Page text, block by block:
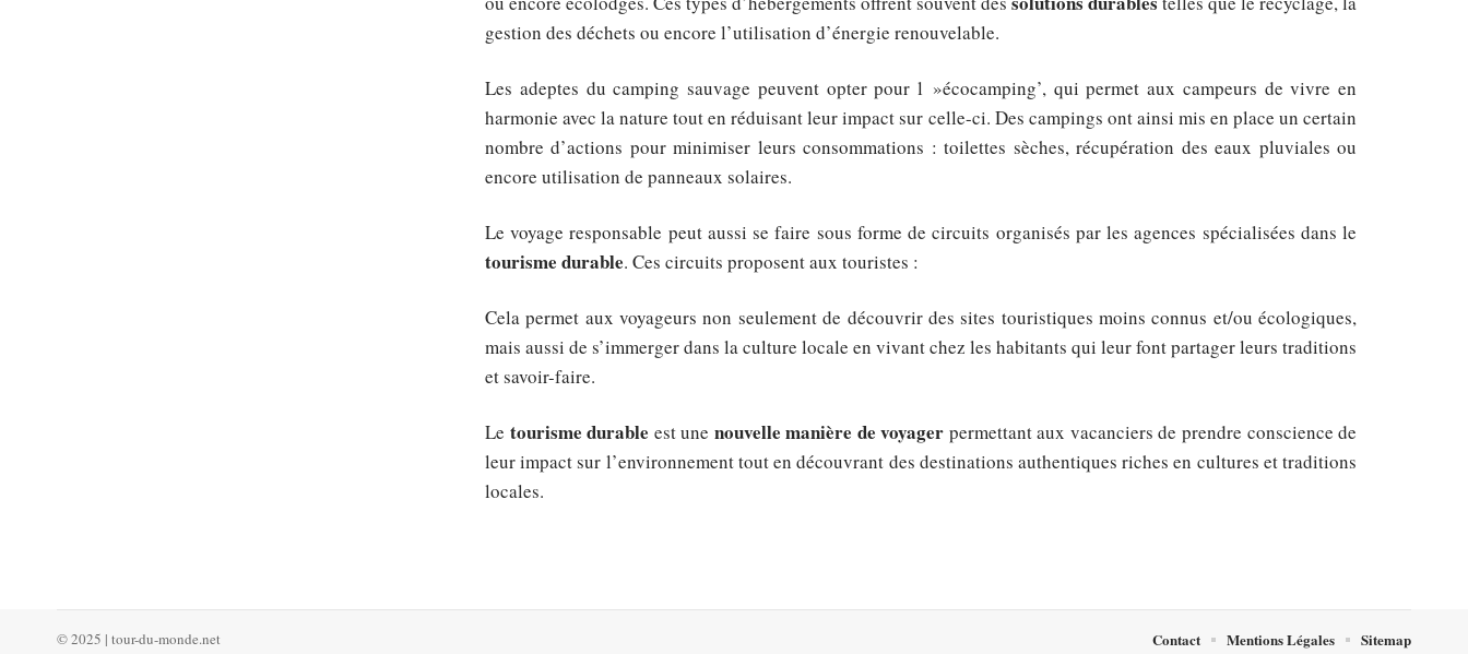
gestion des déchets ou encore l’utilisation d’énergie renouvelable.
Les adeptes du camping sauvage peuvent opter pour l »écocamping’, qui permet aux campeurs de vivre en
harmonie avec la nature tout en réduisant leur impact sur celle-ci. Des campings ont ainsi mis en place un certain
nombre d’actions pour minimiser leurs consommations : toilettes sèches, récupération des eaux pluviales ou
encore utilisation de panneaux solaires.
Le voyage responsable peut aussi se faire sous forme de circuits organisés par les agences spécialisées dans le
tourisme durable. Ces circuits proposent aux touristes :
Cela permet aux voyageurs non seulement de découvrir des sites touristiques moins connus et/ou écologiques,
mais aussi de s’immerger dans la culture locale en vivant chez les habitants qui leur font partager leurs traditions
et savoir-faire.
Le tourisme durable est une nouvelle manière de voyager permettant aux vacanciers de prendre conscience de
leur impact sur l’environnement tout en découvrant des destinations authentiques riches en cultures et traditions
locales.
© 2025 | tour-du-monde.net Contact Mentions Légales Sitemap